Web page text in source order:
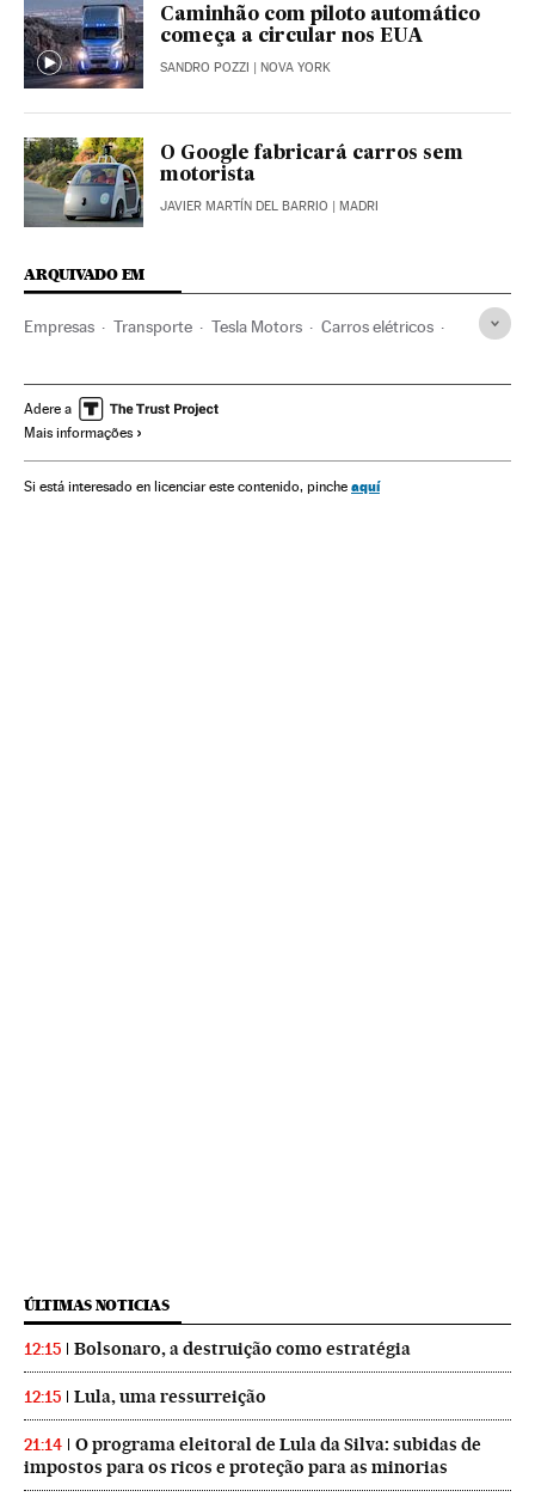
Caminhão com piloto automático
começa a circular nos EUA
SANDRO POZZI | NOVA YORK
O Google fabricará carros sem
motorista
JAVIER MARTÍN DEL BARRIO | MADRI
ARQUIVADO EM
Empresas Transporte Tesla Motors Carros elétricos
Fabricantes automóveis Automobilismo
Adere a
Mais informações
Si está interesado en licenciar este contenido, pinche aquí
ÚLTIMAS NOTICIAS
12:15 Bolsonaro, a destruição como estratégia
12:15 Lula, uma ressurreição
21:14
O programa eleitoral de Lula da Silva: subidas de
impostos para os ricos e proteção para as minorias